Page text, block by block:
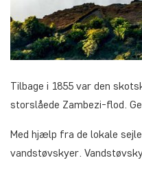
Tilbage i 1855 var den
storslåede Zambezi-flod.
Med hjælp fra de lokale
vandstøvskyer.